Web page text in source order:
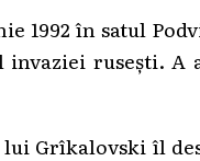
1992 în satul
invaziei rusești.
Grîkalovski îl